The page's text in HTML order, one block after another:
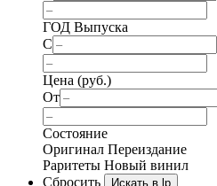
ГОД Выпуска
С
Цена (руб.)
От
Состояние
Оригинал Переиздание
Раритеты Новый винил
Сбросить
Искать в lp